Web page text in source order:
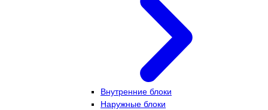
Внутренние блоки
Наружные блоки